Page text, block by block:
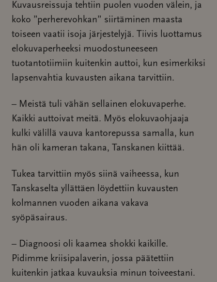
Kuvausreissuja tehtiin puolen vuoden välein, ja
koko ”perherevohkan” siirtäminen maasta
toiseen vaatii isoja järjestelyjä. Tiivis luottamus
elokuvaperheeksi muodostuneeseen
tuotantotiimiin kuitenkin auttoi, kun esimerkiksi
lapsenvahtia kuvausten aikana tarvittiin.
– Meistä tuli vähän sellainen elokuvaperhe.
Kaikki auttoivat meitä. Myös elokuvaohjaaja
kulki välillä vauva kantorepussa samalla, kun
hän oli kameran takana, Tanskanen kiittää.
Tukea tarvittiin myös siinä vaiheessa, kun
Tanskaselta yllättäen löydettiin kuvausten
kolmannen vuoden aikana vakava
syöpäsairaus.
– Diagnoosi oli kaamea shokki kaikille.
Pidimme kriisipalaverin, jossa päätettiin
kuitenkin jatkaa kuvauksia minun toiveestani.